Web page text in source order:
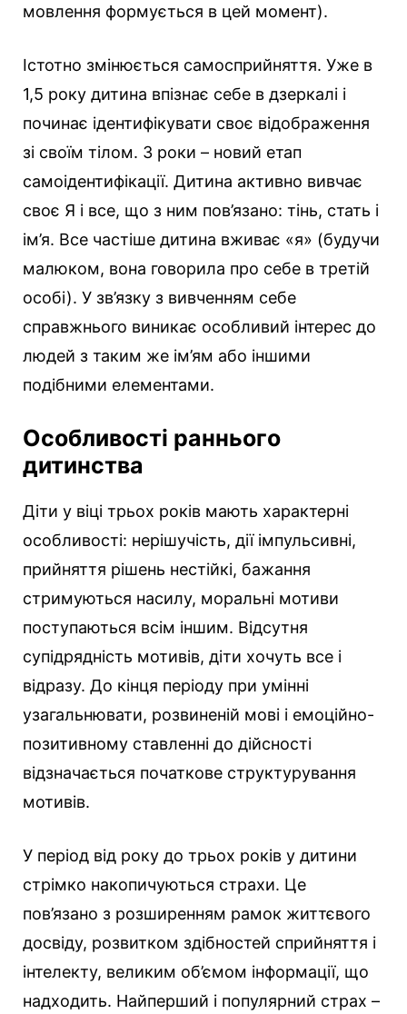
мовлення формується в цей момент).
Істотно змінюється самосприйняття. Уже в
1,5 року дитина впізнає себе в дзеркалі і
починає ідентифікувати своє відображення
зі своїм тілом. 3 роки – новий етап
самоідентифікації. Дитина активно вивчає
своє Я і все, що з ним пов’язано: тінь, стать і
ім’я. Все частіше дитина вживає «я» (будучи
малюком, вона говорила про себе в третій
особі). У зв’язку з вивченням себе
справжнього виникає особливий інтерес до
людей з таким же ім’ям або іншими
подібними елементами.
Особливості раннього
дитинства
Діти у віці трьох років мають характерні
особливості: нерішучість, дії імпульсивні,
прийняття рішень нестійкі, бажання
стримуються насилу, моральні мотиви
поступаються всім іншим. Відсутня
супідрядність мотивів, діти хочуть все і
відразу. До кінця періоду при умінні
узагальнювати, розвиненій мові і емоційно-
позитивному ставленні до дійсності
відзначається початкове структурування
мотивів.
У період від року до трьох років у дитини
стрімко накопичуються страхи. Це
пов’язано з розширенням рамок життєвого
досвіду, розвитком здібностей сприйняття і
інтелекту, великим об’ємом інформації, що
надходить. Найперший і популярний страх –